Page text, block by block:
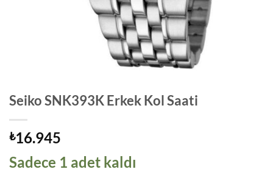
Seiko SNK393K Erkek Kol Saati
₺16.945
Sadece 1 adet kaldı